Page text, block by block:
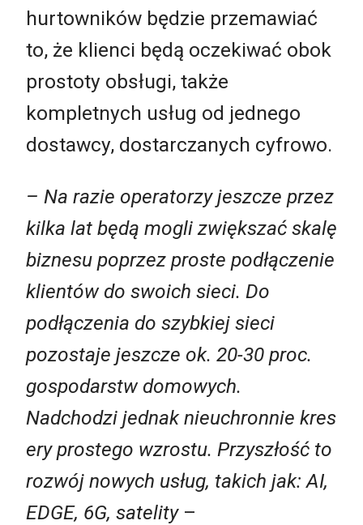
hurtowników będzie przemawiać
to, że klienci będą oczekiwać obok
prostoty obsługi, także
kompletnych usług od jednego
dostawcy, dostarczanych cyfrowo.
– Na razie operatorzy jeszcze przez
kilka lat będą mogli zwiększać skalę
biznesu poprzez proste podłączenie
klientów do swoich sieci. Do
podłączenia do szybkiej sieci
pozostaje jeszcze ok. 20-30 proc.
gospodarstw domowych.
Nadchodzi jednak nieuchronnie kres
ery prostego wzrostu. Przyszłość to
rozwój nowych usług, takich jak: AI,
EDGE, 6G, satelity –